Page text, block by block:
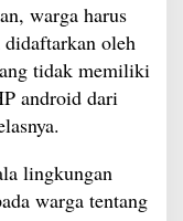
warga harus
oleh
tidak memiliki
android dari
lingkungan
warga tentang